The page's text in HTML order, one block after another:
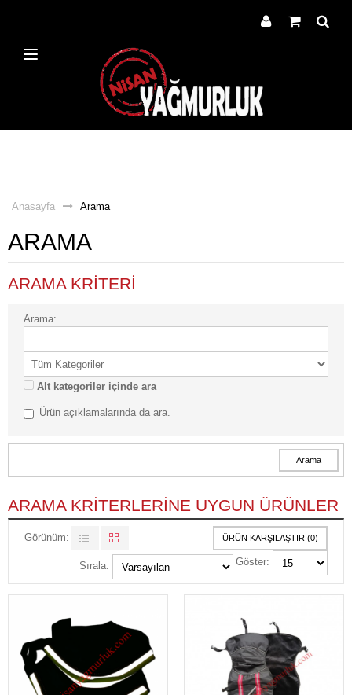
Anasayfa Arama
ARAMA
ARAMA KRITERI
Arama:
Alt kategoriler içinde ara
Ürün açıklamalarında da ara.
ARAMA KRITERLERINE UYGUN ÜRÜNLER
Görünüm: ÜRÜN KARŞILAŞTIR (0)
Göster:
Sırala: